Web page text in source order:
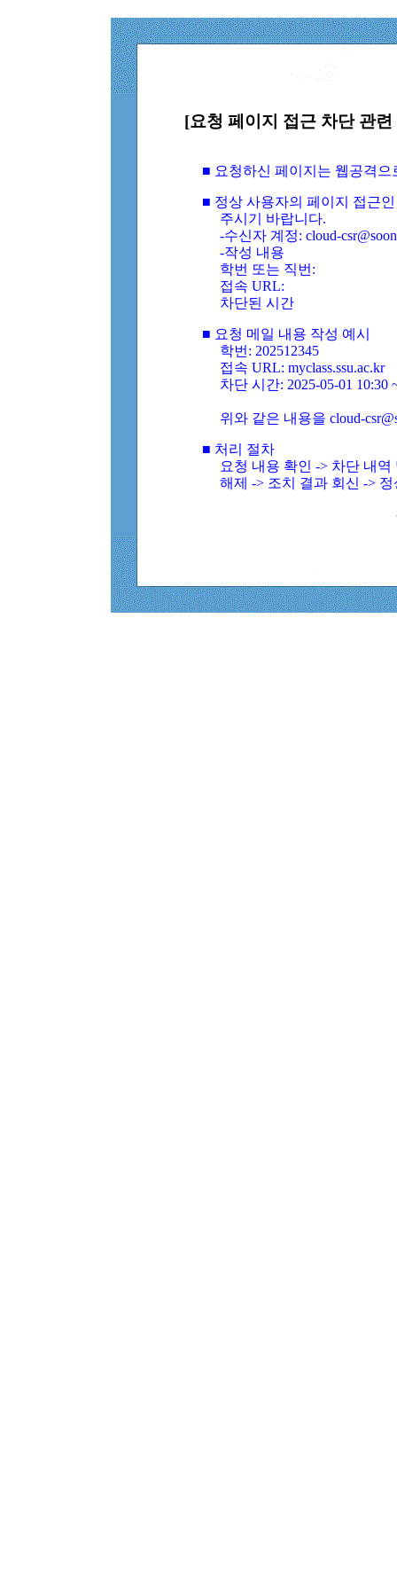
[요청 페이지 접근 차단 관
■ 요청하신 페이지는 웹공격
■ 정상 사용자의 페이지 접근
주시기 바랍니다.
-수신자 계정: cloud-
-작성 내용
학번 또는 직번:
접속 URL:
차단된 시간
■ 요청 메일 내용 작성 예시
학번: 202512345
접속 URL: myclass.ssu.ac.kr
차단 시간: 2025-05-01 10:30
위와 같은 내용을 cloud-
■ 처리 절차
요청 내용 확인 -> 차단 내
해제 -> 조치 결과 회신 ->